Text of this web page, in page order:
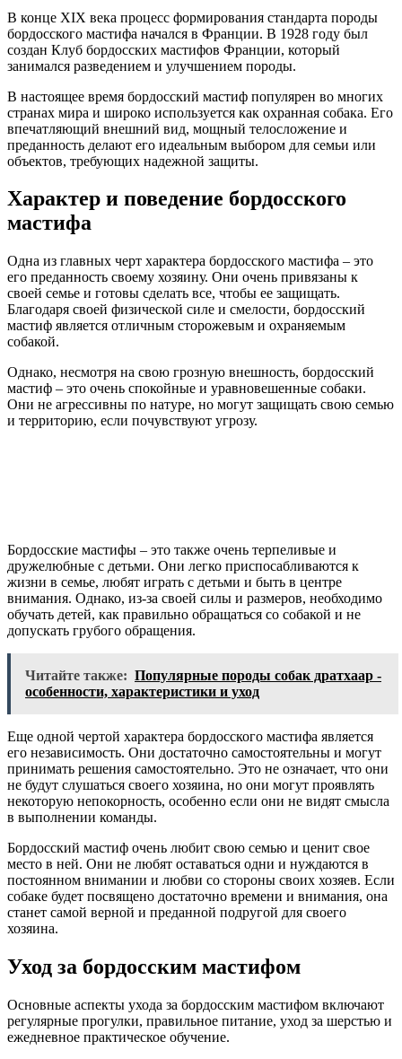
В конце XIX века процесс формирования стандарта породы
бордосского мастифа начался в Франции. В 1928 году был
создан Клуб бордосских мастифов Франции, который
занимался разведением и улучшением породы.
В настоящее время бордосский мастиф популярен во многих
странах мира и широко используется как охранная собака. Его
впечатляющий внешний вид, мощный телосложение и
преданность делают его идеальным выбором для семьи или
объектов, требующих надежной защиты.
Характер и поведение бордосского
мастифа
Одна из главных черт характера бордосского мастифа – это
его преданность своему хозяину. Они очень привязаны к
своей семье и готовы сделать все, чтобы ее защищать.
Благодаря своей физической силе и смелости, бордосский
мастиф является отличным сторожевым и охраняемым
собакой.
Однако, несмотря на свою грозную внешность, бордосский
мастиф – это очень спокойные и уравновешенные собаки.
Они не агрессивны по натуре, но могут защищать свою семью
и территорию, если почувствуют угрозу.
Бордосские мастифы – это также очень терпеливые и
дружелюбные с детьми. Они легко приспосабливаются к
жизни в семье, любят играть с детьми и быть в центре
внимания. Однако, из-за своей силы и размеров, необходимо
обучать детей, как правильно обращаться со собакой и не
допускать грубого обращения.
Читайте также: Популярные породы собак дратхаар -
особенности, характеристики и уход
Еще одной чертой характера бордосского мастифа является
его независимость. Они достаточно самостоятельны и могут
принимать решения самостоятельно. Это не означает, что они
не будут слушаться своего хозяина, но они могут проявлять
некоторую непокорность, особенно если они не видят смысла
в выполнении команды.
Бордосский мастиф очень любит свою семью и ценит свое
место в ней. Они не любят оставаться одни и нуждаются в
постоянном внимании и любви со стороны своих хозяев. Если
собаке будет посвящено достаточно времени и внимания, она
станет самой верной и преданной подругой для своего
хозяина.
Уход за бордосским мастифом
Основные аспекты ухода за бордосским мастифом включают
регулярные прогулки, правильное питание, уход за шерстью и
ежедневное практическое обучение.